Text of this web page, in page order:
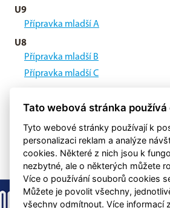
U9
Přípravka mladší A
U8
Přípravka mladší B
Přípravka mladší C
Stará garda
Tato webová stránka používá
Tyto webové stránky používají k
personalizaci reklam a analýze
cookies. Některé z nich jsou k
nezbytné, ale o některých můžete
Více o používání souborů cookies
Můžete je povolit všechny,
všechny odmítnout. Více informací